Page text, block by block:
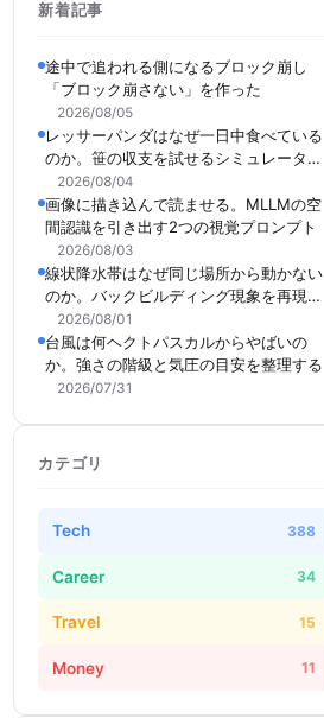
新着記事
途中で追われる側になるブロック崩し
「ブロック崩さない」を作った
2026/08/05
レッサーパンダはなぜ一日中食べている
のか。笹の収支を試せるシミュレーター
を作った
2026/08/04
画像に描き込んで読ませる。MLLMの空
間認識を引き出す2つの視覚プロンプト
2026/08/03
線状降水帯はなぜ同じ場所から動かない
のか。バックビルディング現象を再現で
きるシミュレーターを作った
2026/08/01
台風は何ヘクトパスカルからやばいの
か。強さの階級と気圧の目安を整理する
2026/07/31
カテゴリ
Tech 388
Career 34
Travel 15
Money 11